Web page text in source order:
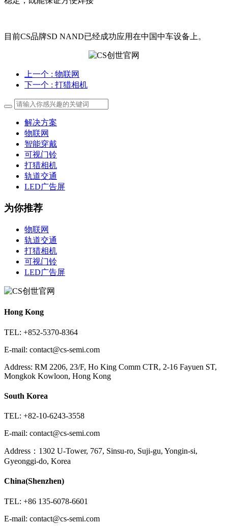
目前CS品牌SD NAND已经成功应用在中国中车设备上。
上一个 : 物联网
下一个 : 打猎相机
解决方案
物联网
智能穿戴
可视门铃
打猎相机
轨道交通
LED广告屏
为你推荐
物联网
轨道交通
打猎相机
可视门铃
LED广告屏
Hong Kong
TEL: +852-5370-8364
E-mail: contact@cs-semi.com
Address: RM 2206, 23/F, Ho King Comm CTR, 2-16 Fayuen ST,
Mongkok Kowloon, Hong Kong
South Korea
TEL: +82-10-6243-3558
E-mail: contact@cs-semi.com
Address：1302 U-Tower, 767, Sinsu-ro, Suji-gu, Yongin-si,
Gyeonggi-do, Korea
China(Shenzhen)
TEL: +86 135-6078-6601
E-mail: contact@cs-semi.com